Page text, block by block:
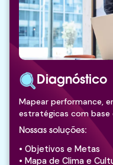
Diagnóstico
Mapear performance,
estratégicas com
Nossas soluções:
• Objetivos e Metas
• Mapa de Clima e